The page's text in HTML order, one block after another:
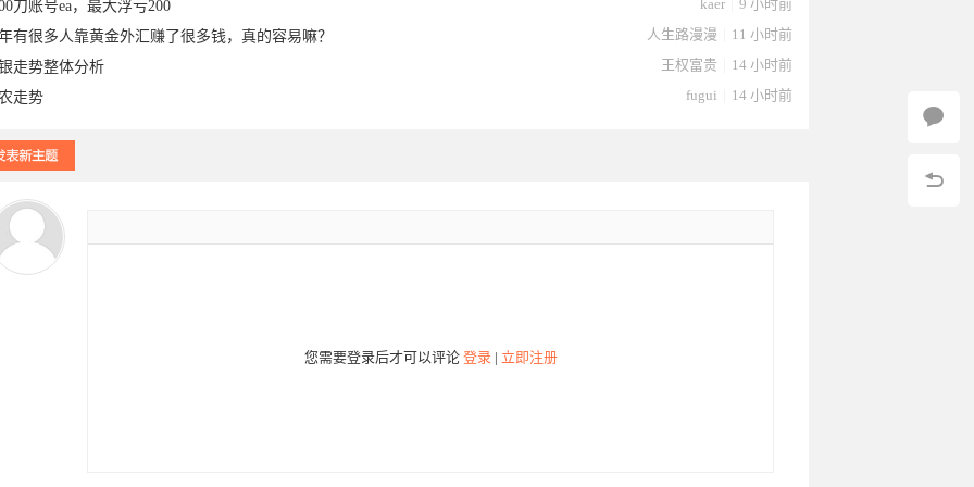
03- 02
刀账号ea，最大浮亏200
9 小时前
kaer
有很多人靠黄金外汇赚了很多钱，真的容易嘛？
11 小时前
人生路漫漫
走势整体分析
14 小时前
王权富贵
走势
14 小时前
fugui
您需要登录后才可以评论 登录| 立即注册